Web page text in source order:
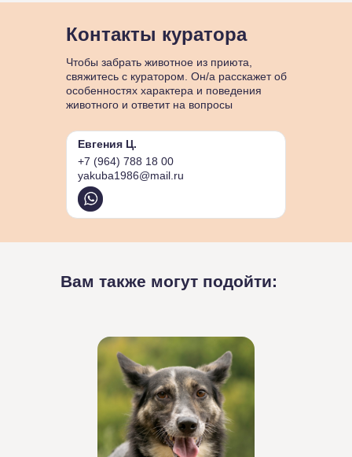
Контакты куратора
Чтобы забрать животное из приюта,
свяжитесь с куратором. Он/а расскажет об
особенностях характера и поведения
животного и ответит на вопросы
Евгения Ц.
+7 (964) 788 18 00
yakuba1986@mail.ru
Вам также могут подойти: